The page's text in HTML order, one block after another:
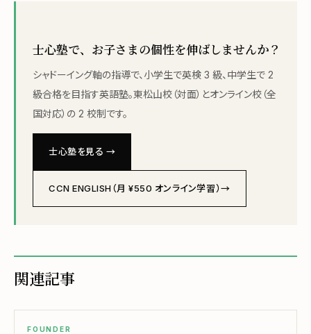
士心塾で、お子さまの個性を伸ばしませんか？
シャドーイング軸の指導で、小学生で英検 3 級、中学生で 2
級合格を目指す英語塾。東松山校（対面）とオンライン校（全
国対応）の 2 校制です。
士心塾を見る →
CCN ENGLISH（月 ¥550 オンライン学習）→
関連記事
FOUNDER